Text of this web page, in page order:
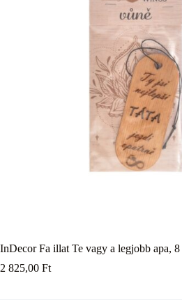
InDecor Fa illat Te vagy a legjobb apa,
2 825,00 Ft